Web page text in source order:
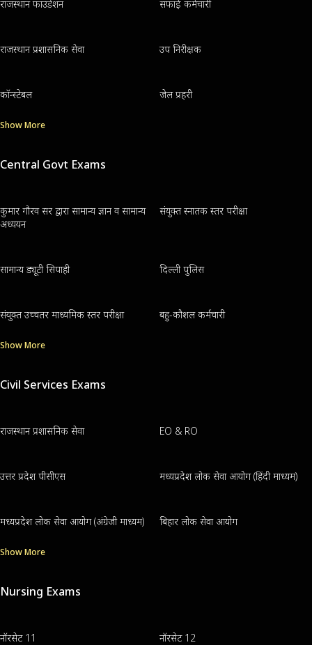
राजस्थान फाउंडेशन सफाई कर्मचारी
राजस्थान प्रशासनिक सेवा उप निरीक्षक
कॉन्स्टेबल जेल प्रहरी
Show More
Central Govt Exams
कुमार गौरव सर द्वारा सामान्य ज्ञान व सामान्य
अध्ययन
संयुक्त स्नातक स्तर परीक्षा
सामान्य ड्यूटी सिपाही दिल्ली पुलिस
संयुक्त उच्चतर माध्यमिक स्तर परीक्षा बहु-कौशल कर्मचारी
Show More
Civil Services Exams
राजस्थान प्रशासनिक सेवा EO & RO
उत्तर प्रदेश पीसीएस मध्यप्रदेश लोक सेवा आयोग (हिंदी माध्यम)
मध्यप्रदेश लोक सेवा आयोग (अंग्रेजी माध्यम) बिहार लोक सेवा आयोग
Show More
Nursing Exams
नॉरसेट 11 नॉरसेट 12